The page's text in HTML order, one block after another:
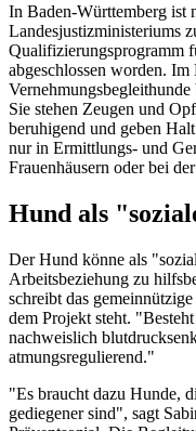
In Baden-Württemberg ist
Landesjustizministeriums
Qualifizierungsprogramm
abgeschlossen worden.
Vernehmungsbegleithunde
Sie stehen Zeugen und
beruhigend und geben
nur in Ermittlungs- und
Frauenhäusern oder bei
Hund als
Der Hund könne als
Arbeitsbeziehung zu
schreibt das
dem Projekt steht.
nachweislich
atmungsregulierend."
"Es braucht dazu Hunde,
gediegener sind", sagt